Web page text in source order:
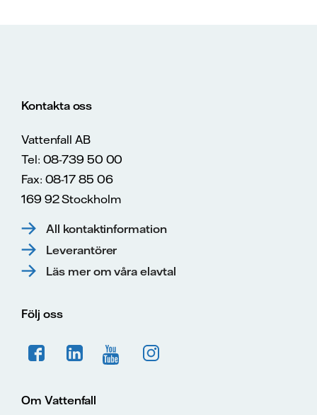
Kontakta oss
Vattenfall AB
Tel: 08-739 50 00
Fax: 08-17 85 06
169 92 Stockholm
All kontaktinformation
Leverantörer
Läs mer om våra elavtal
Följ oss
Om Vattenfall